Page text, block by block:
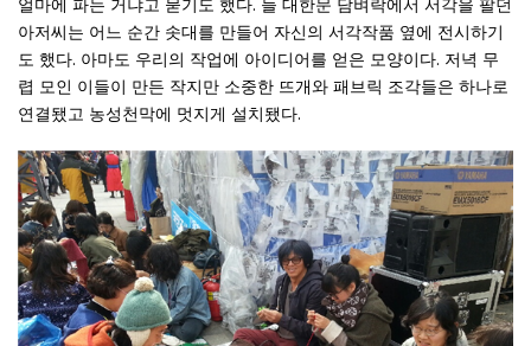
얼마에 파는 거냐고 묻기도 했다. 늘 대한문 담벼락에서 서각을 팔던
아저씨는 어느 순간 솟대를 만들어 자신의 서각작품 옆에 전시하기
도 했다. 아마도 우리의 작업에 아이디어를 얻은 모양이다. 저녁 무
렵 모인 이들이 만든 작지만 소중한 뜨개와 패브릭 조각들은 하나로
연결됐고 농성천막에 멋지게 설치됐다.